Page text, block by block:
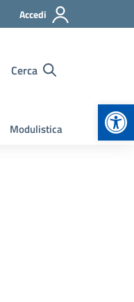
Accedi
Cerca
Modulistica